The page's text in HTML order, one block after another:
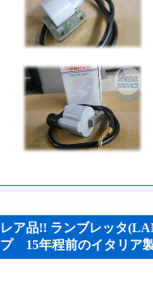
レア品!! ランブレッタ
プ 15年程前のイタリア